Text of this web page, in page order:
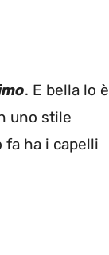
. E bella lo è
uno stile
ha i capelli